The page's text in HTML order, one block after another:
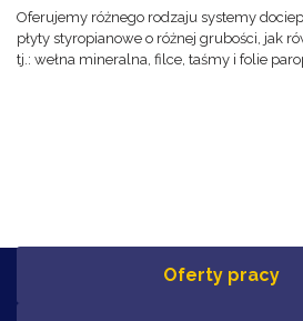
Oferujemy różnego rodzaju systemy
płyty styropianowe o różnej grubości, jak
tj.: wełna mineralna, filce, taśmy i folie
Oferty pracy